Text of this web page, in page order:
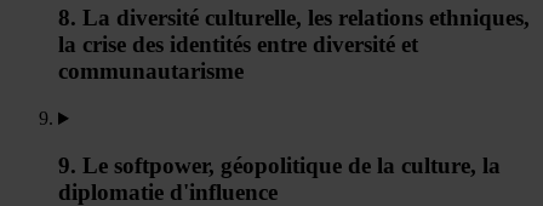
8. La diversité culturelle, les relations ethniques,
la crise des identités entre diversité et
communautarisme
9. Le softpower, géopolitique de la culture, la
diplomatie d'influence